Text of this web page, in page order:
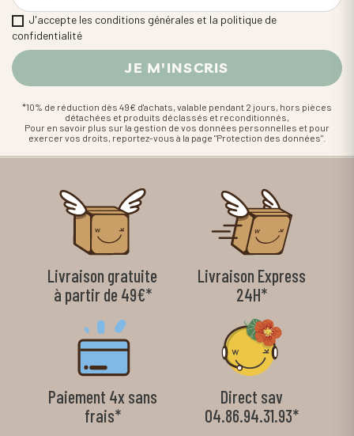
J'accepte les conditions générales et la politique de
confidentialité
*10% de réduction dès 49€ d'achats, valable pendant 2 jours, hors pièces
détachées et produits déclassés et reconditionnés,
Pour en savoir plus sur la gestion de vos données personnelles et pour
exercer vos droits, reportez-vous à la page "Protection des données".
Livraison gratuite
à partir de 49€*
Livraison Express
24H*
Paiement 4x sans
frais*
Direct sav
04.86.94.31.93*